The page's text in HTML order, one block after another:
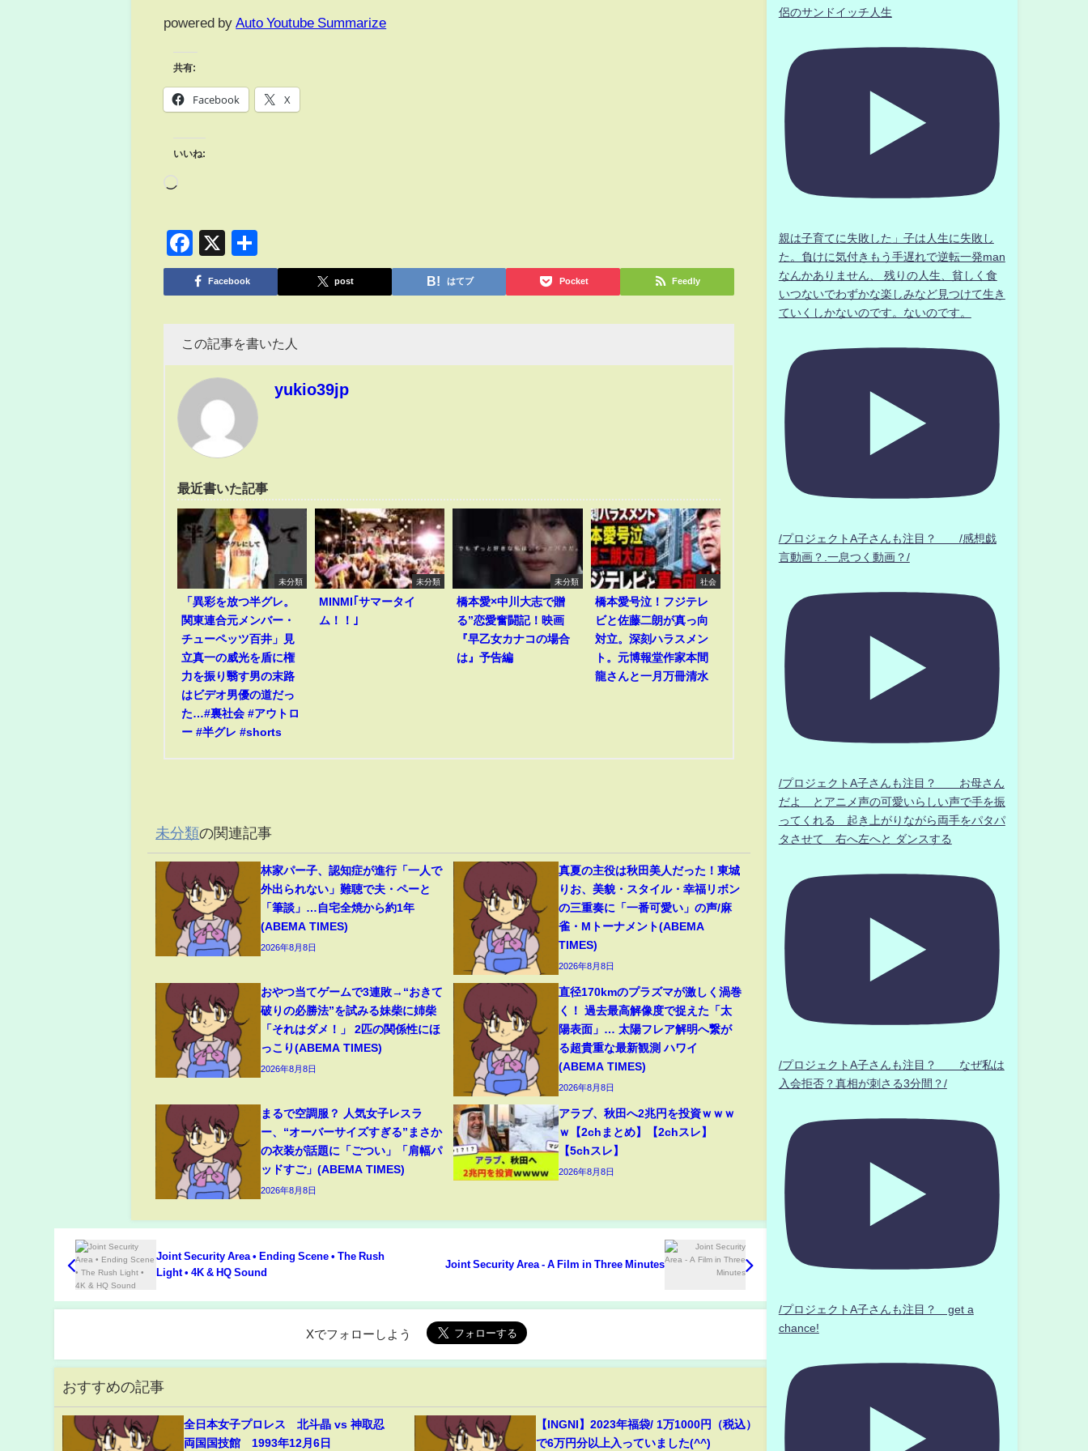
powered by Auto Youtube Summarize
共有:
Facebook X
いいね:
Facebook
X
有
Facebook post はてブ Pocket Feedly
この記事を書いた人
yukio39jp
最近書いた記事
未分類
「異彩を放つ半グレ。
関東連合元メンバー・
チューペッツ百井」見
立真一の威光を盾に権
力を振り翳す男の末路
はビデオ男優の道だっ
た…#裏社会 #アウトロ
ー #半グレ #shorts
未分類
MINMI｢サマータイ
ム！！｣
未分類
橋本愛×中川大志で贈
る”恋愛奮闘記！映画
『早乙女カナコの場合
は』予告編
社会
橋本愛号泣！フジテレ
ビと佐藤二朗が真っ向
対立。深刻ハラスメン
ト。元博報堂作家本間
龍さんと一月万冊清水
未分類の関連記事
林家パー子、認知症が進行「一人で
外出られない」難聴で夫・ペーと
「筆談」…自宅全焼から約1年
(ABEMA TIMES)
2026年8月8日
真夏の主役は秋田美人だった！東城
りお、美貌・スタイル・幸福リボン
の三重奏に「一番可愛い」の声/麻
雀・Mトーナメント(ABEMA
TIMES)
2026年8月8日
おやつ当てゲームで3連敗→“おきて
破りの必勝法”を試みる妹柴に姉柴
「それはダメ！」 2匹の関係性にほ
っこり(ABEMA TIMES)
2026年8月8日
直径170kmのプラズマが激しく渦巻
く！ 過去最高解像度で捉えた「太
陽表面」… 太陽フレア解明へ繋が
る超貴重な最新観測 ハワイ
(ABEMA TIMES)
2026年8月8日
まるで空調服？ 人気女子レスラ
ー、“オーバーサイズすぎる”まさか
の衣装が話題に「ごつい」「肩幅パ
ッドすご」(ABEMA TIMES)
2026年8月8日
アラブ、秋田へ2兆円を投資ｗｗｗ
ｗ【2chまとめ】【2chスレ】
【5chスレ】
2026年8月8日
Joint Security Area • Ending Scene • The Rush
Light • 4K & HQ Sound
Joint Security Area - A Film in Three Minutes
Xでフォローしよう
おすすめの記事
全日本女子プロレス 北斗晶 vs 神取忍
両国国技館 1993年12月6日
【INGNI】2023年福袋/ 1万1000円（税込）
で6万円分以上入っていました(^^)
侶のサンドイッチ人生
親は子育てに失敗した」子は人生に失敗し
た。負けに気付きもう手遅れで逆転一発man
なんかありません、 残りの人生、貧しく食
いつないでわずかな楽しみなど見つけて生き
ていくしかないのです。ないのです。
/プロジェクトA子さんも注目？ /感想戯
言動画？.一息つく動画？/
/プロジェクトA子さんも注目？ お母さん
だよ とアニメ声の可愛いらしい声で手を振
ってくれる 起き上がりながら両手をパタパ
タさせて 右へ左へと ダンスする
/プロジェクトA子さんも注目？ なぜ私は
入会拒否？真相が刺さる3分間？/
/プロジェクトA子さんも注目？ get a
chance!